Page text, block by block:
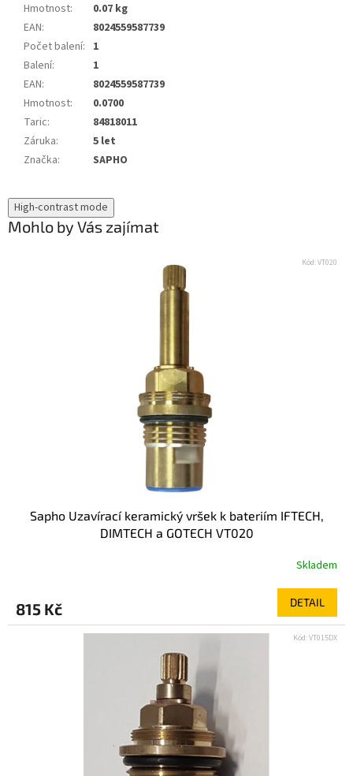
High-contrast mode
Mohlo by Vás zajímat
Sapho Uzavírací keramický vršek k bateriím IFTECH,
DIMTECH a GOTECH VT020
Skladem
815 Kč DETAIL
Kód:VT020
Kód:VT015DX
Hmotnost:
0.07 kg
EAN:
8024559587739
Počet balení: 1
Balení:
1
EAN:
8024559587739
Hmotnost:
0.0700
Taric:
84818011
Záruka:
5 let
Značka: SAPHO